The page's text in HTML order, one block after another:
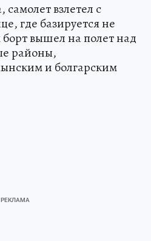
взлетел с
где базируется не
вышел на полет над
районы,
и болгарским